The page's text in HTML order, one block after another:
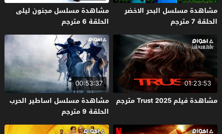
مشاهدة مسلسل البحر الاخضر
الحلقة 7 مترجم
مشاهدة مسلسل مجنون ليلى
الحلقة 6 مترجم
01:23:53
مشاهدة فيلم Trust 2025 مترجم
00:53:37
مشاهدة مسلسل اساطير الحرب
الحلقة 9 مترجم